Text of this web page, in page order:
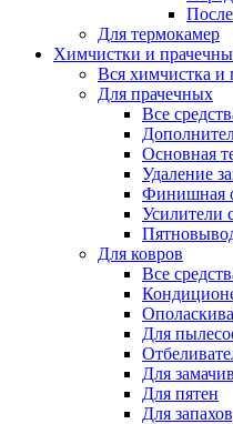
Для термокамер
Химчистки и
Вся химчистка и
Для прачечных
Все
Основная
Удаление
Финишная
Усилители
Для ковров
Все
Для
Для
Для пятен
Для